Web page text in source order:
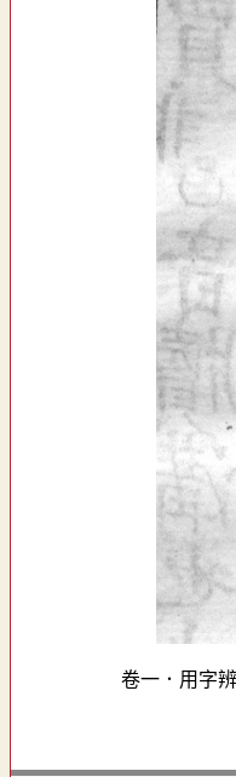
卷一．用字